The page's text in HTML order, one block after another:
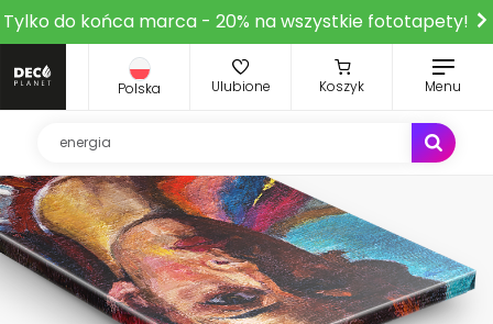
Tylko do końca marca - 20% na wszystkie fototapety!
Polska Ulubione Koszyk Menu